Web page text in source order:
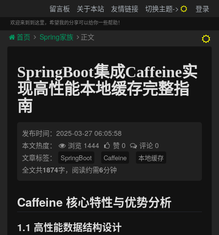
留言板 关于本站 友情链接 切换主题-> 登录
欢迎来到到这里，希望我的分享可以给你一些帮助！
首页 Spring家族 正文
SpringBoot集成Caffeine实
现高性能本地缓存完整指
南
发布时间：2025-03-27 06:05:58
本文热度：
浏览 1444 赞 0
评论 0
文章标签：
SpringBoot Caffeine 本地缓存
全文共1874字，阅读约需6分钟
Caffeine 核心特性与优势分析
1.1 高性能数据结构设计